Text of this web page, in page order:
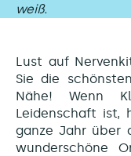
weiß.
Lust auf
Sie die
Nähe! Wenn
Leidenschaft ist,
ganze Jahr über
wunderschöne